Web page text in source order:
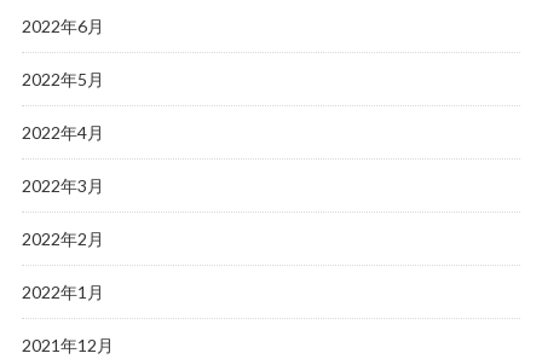
2022年6月
2022年5月
2022年4月
2022年3月
2022年2月
2022年1月
2021年12月